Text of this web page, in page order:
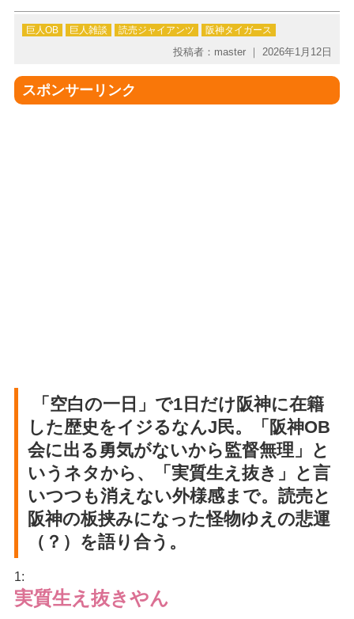
巨人OB 巨人雑談 読売ジャイアンツ 阪神タイガース
投稿者：master ｜ 2026年1月12日
スポンサーリンク
「空白の一日」で1日だけ阪神に在籍
した歴史をイジるなんJ民。「阪神OB
会に出る勇気がないから監督無理」と
いうネタから、「実質生え抜き」と言
いつつも消えない外様感まで。読売と
阪神の板挟みになった怪物ゆえの悲運
（？）を語り合う。
1:
実質生え抜きやん